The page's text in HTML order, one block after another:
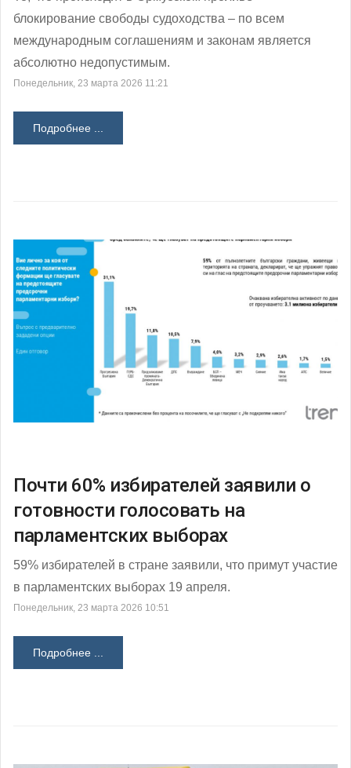
блокирование свободы судоходства – по всем
международным соглашениям и законам является
абсолютно недопустимым.
Понедельник, 23 марта 2026 11:21
Подробнее ...
Почти 60% избирателей заявили о
готовности голосовать на
парламентских выборах
59% избирателей в стране заявили, что примут участие
в парламентских выборах 19 апреля.
Понедельник, 23 марта 2026 10:51
Подробнее ...